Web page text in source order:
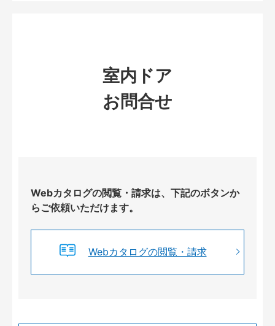
室内ドア
お問合せ
Webカタログの閲覧・請求は、下記のボタンか
らご依頼いただけます。
Webカタログの閲覧・請求